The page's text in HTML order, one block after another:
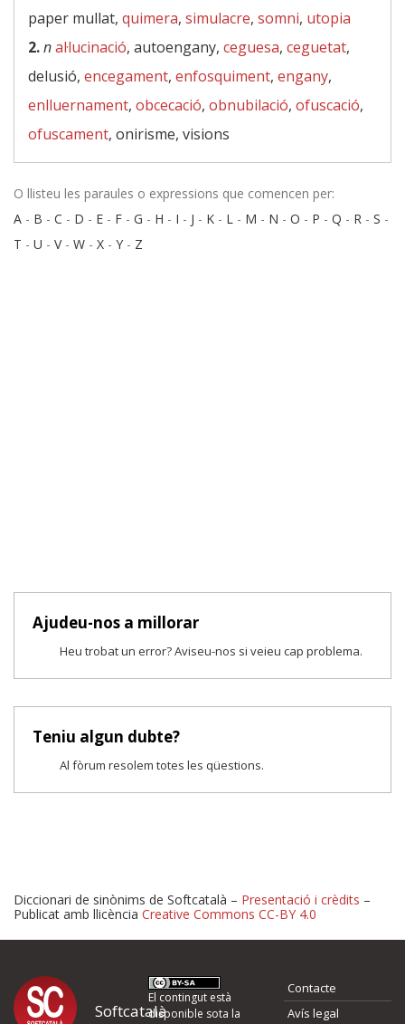
paper mullat, quimera, simulacre, somni, utopia
2.nal·lucinació, autoengany, ceguesa, ceguetat,
delusió, encegament, enfosquiment, engany,
enlluernament, obcecació, obnubilació, ofuscació,
ofuscament, onirisme, visions
O llisteu les paraules o expressions que comencen per:
A - B - C - D - E - F - G - H - I - J - K - L - M - N - O - P - Q - R - S -
T - U - V- W - X - Y - Z
Ajudeu-nos a millorar
Heu trobat un error? Aviseu-nos si veieu cap problema.
Teniu algun dubte?
Al fòrum resolem totes les qüestions.
Proposeu-nos millores o
d'errors
Diccionari de sinònims de Softcatalà – Presentació i crèdits –
Publicat amb llicència Creative Commons CC-BY 4.0
Softcatalà
El contingut està
disponible sota la
Contacte
Avís legal